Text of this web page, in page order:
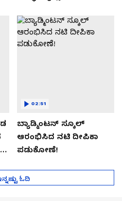
ಬ್ಯಾಡ್ಮಿಂಟನ್ ಸ್ಕೂಲ್​
ಆರಂಭಿಸಿದ ನಟಿ ದೀಪಿಕಾ
ಪಡುಕೋಣೆ!
02:51
ಓದಿ